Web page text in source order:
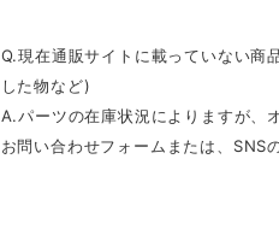
Q.現在通販サイトに載っていない商
した物など)
A.パーツの在庫状況によりますが、
お問い合わせフォームまたは、SNS